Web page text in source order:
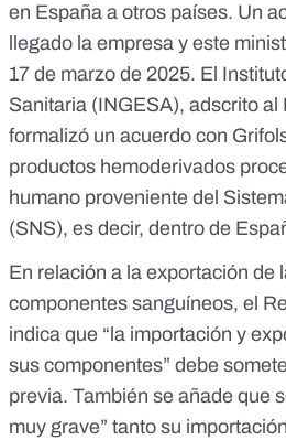
en España a otros países. Un
llegado la empresa y este
17 de marzo de 2025. El
Sanitaria (INGESA), adscrito al
formalizó un acuerdo con
productos hemoderivados
humano proveniente del
(SNS), es decir, dentro de
En relación a la exportación de
componentes sanguíneos, el
indica que “la importación y
sus componentes” debe
previa. También se añade que
muy grave” tanto su